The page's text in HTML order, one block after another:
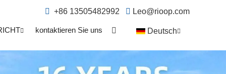
+86 13505482992 Leo@rioop.com
kontaktieren Sie uns Deutsch